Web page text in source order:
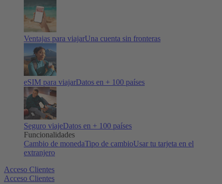
Ventajas para viajarUna cuenta sin fronteras
eSIM para viajarDatos en + 100 países
Seguro viajeDatos en + 100 países
Funcionalidades
Cambio de monedaTipo de cambioUsar tu tarjeta en el
extranjero
Acceso Clientes
Acceso Clientes